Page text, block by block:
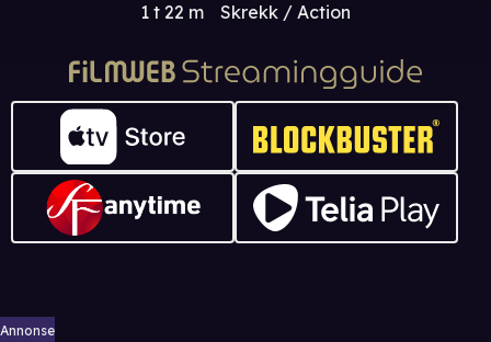
1 t 22 m Skrekk / Action
Annonse